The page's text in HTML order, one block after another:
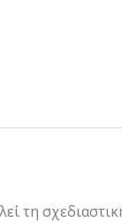
τη